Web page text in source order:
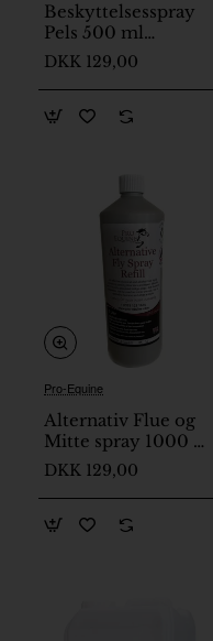
Beskyttelsesspray
Pels 500 ml
Excellent Horse
neutraliserer duft
der tiltrækker fluer
DKK 129,00
🔥 Populær
Pro-Equine
Alternativ Flue og
Mitte spray 1000 ml
uden forstøver til
hest
DKK 129,00